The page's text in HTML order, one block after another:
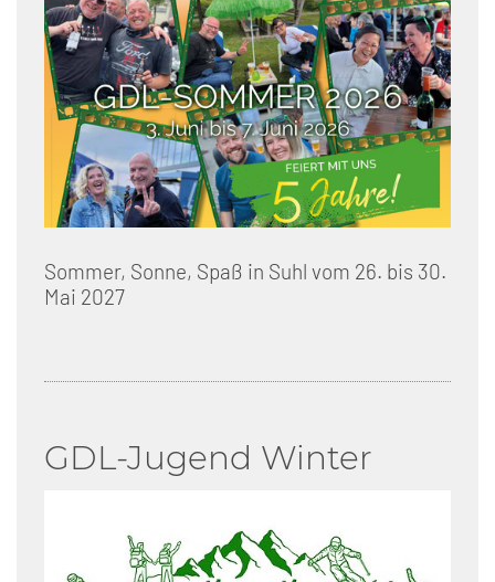
Sommer, Sonne, Spaß in Suhl vom 26. bis 30.
Mai 2027
GDL-Jugend Winter